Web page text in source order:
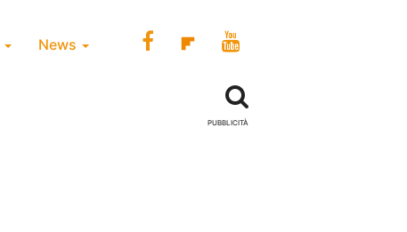
News
PUBBLICITÀ